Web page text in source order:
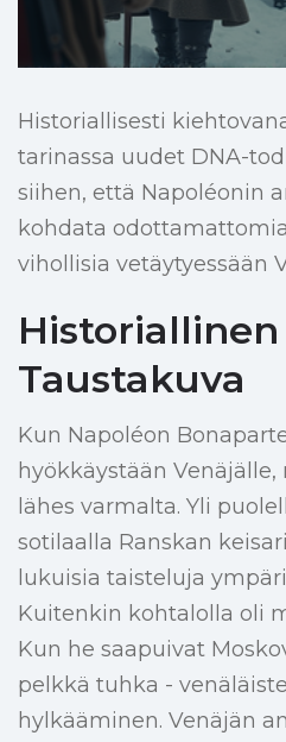
Historiallisesti
tarinassa uudet DNA-
siihen, että Napoléonin
kohdata
vihollisia vetäytyessään
Historiallinen
Taustakuva
Kun Napoléon
hyökkäystään
lähes varmalta. Yli
sotilaalla Ranskan
lukuisia taisteluja
Kuitenkin kohtalolla oli
Kun he saapuivat
pelkkä tuhka -
hylkääminen. Venäjän